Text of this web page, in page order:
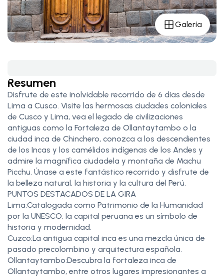
Galería
Resumen
Disfrute de este inolvidable recorrido de 6 días desde
Lima a Cusco. Visite las hermosas ciudades coloniales
de Cusco y Lima, vea el legado de civilizaciones
antiguas como la Fortaleza de Ollantaytambo o la
ciudad inca de Chinchero, conozca a los descendientes
de los Incas y los camélidos indígenas de los Andes y
admire la magnífica ciudadela y montaña de Machu
Picchu. Únase a este fantástico recorrido y disfrute de
la belleza natural, la historia y la cultura del Perú.
PUNTOS DESTACADOS DE LA GIRA
Lima:Catalogada como Patrimonio de la Humanidad
por la UNESCO, la capital peruana es un símbolo de
historia y modernidad.
Cuzco:La antigua capital inca es una mezcla única de
pasado precolombino y arquitectura española.
Ollantaytambo:Descubra la fortaleza inca de
Ollantaytambo, entre otros lugares impresionantes a